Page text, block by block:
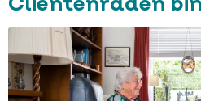
Cliëntenraden